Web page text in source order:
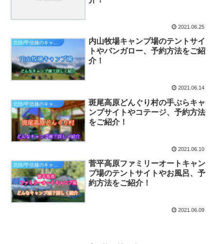
2021.06.25
内山牧場キャンプ場のテントサイ
トやバンガロー、予約方法をご紹
介！
2021.06.14
斑尾高原どんぐり村の手ぶらキャ
ンプサイトやコテージ、予約方法
をご紹介！
2021.06.10
菅平高原ファミリーオートキャン
プ場のテントサイトやお風呂、予
約方法をご紹介！
2021.06.09